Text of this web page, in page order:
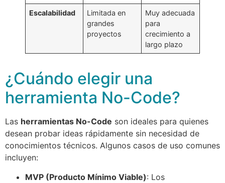
Escalabilidad
Limitada en
grandes
proyectos
Muy adecuada
para
crecimiento a
largo plazo
¿Cuándo elegir una
herramienta No-Code?
Las herramientas No-Code son ideales para quienes
desean probar ideas rápidamente sin necesidad de
conocimientos técnicos. Algunos casos de uso comunes
incluyen:
MVP (Producto Mínimo Viable): Los